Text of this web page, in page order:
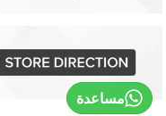
مساعدة